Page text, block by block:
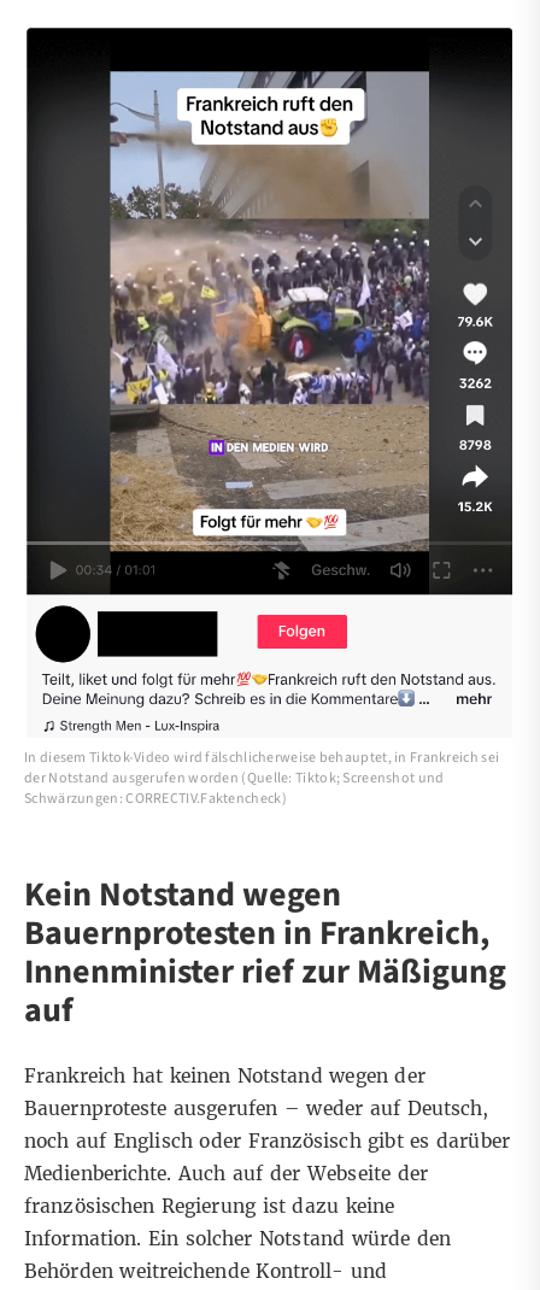
In diesem Tiktok-Video wird fälschlicherweise behauptet, in Frankreich sei
der Notstand ausgerufen worden (Quelle: Tiktok; Screenshot und
Schwärzungen: CORRECTIV.Faktencheck)
Kein Notstand wegen
Bauernprotesten in Frankreich,
Innenminister rief zur Mäßigung
auf
Frankreich hat keinen Notstand wegen der
Bauernproteste ausgerufen – weder auf Deutsch,
noch auf Englisch oder Französisch gibt es darüber
Medienberichte. Auch auf derWebseite der
französischen Regierungist dazu keine
Information. Ein solcher Notstand würde den
Behörden weitreichende Kontroll- und